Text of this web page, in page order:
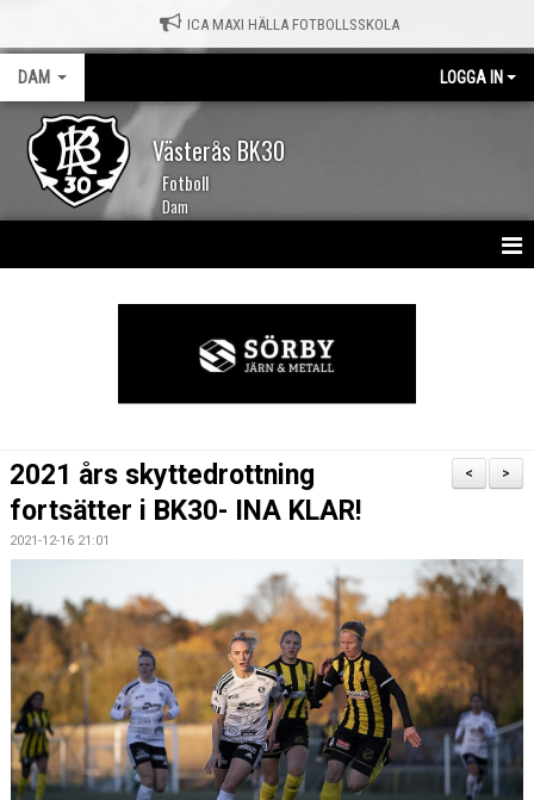
ICA MAXI HÄLLA FOTBOLLSSKOLA
DAM LOGGA IN
Västerås BK30
Fotboll
Dam
MATCHER
KONTAKT
>
<
2021 års skyttedrottning
fortsätter i BK30- INA KLAR!
2021-12-16 21:01